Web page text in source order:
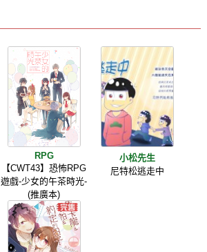
RPG
【CWT43】恐怖RPG
遊戲-少女的午茶時光-
(推廣本)
小松先生
尼特松逃走中